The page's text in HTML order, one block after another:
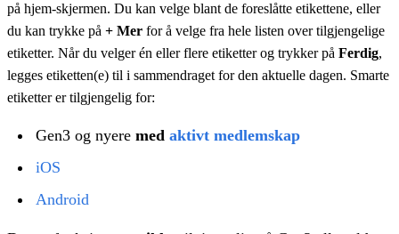
på hjem-skjermen. Du kan velge blant de foreslåtte etikettene, eller
du kan trykke på + Mer for å velge fra hele listen over tilgjengelige
etiketter. Når du velger én eller flere etiketter og trykker på Ferdig,
legges etiketten(e) til i sammendraget for den aktuelle dagen. Smarte
etiketter er tilgjengelig for:
Gen3 og nyere med aktivt medlemskap
iOS
Android